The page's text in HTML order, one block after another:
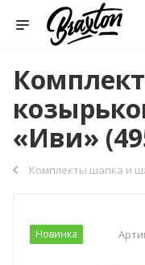
«Иви»
Комплекты шапка и
Новинка